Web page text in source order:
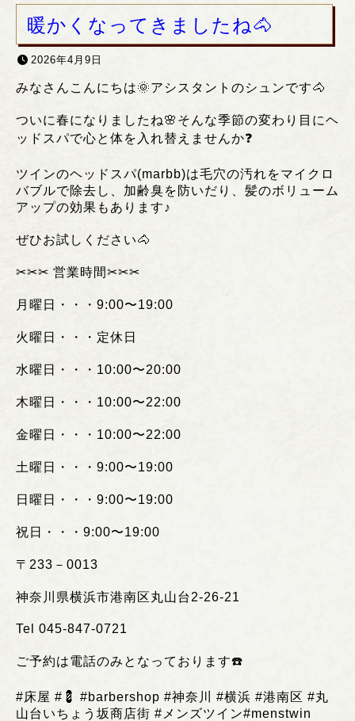
暖かくなってきましたね🐴
2026年4月9日
みなさんこんにちは🌞アシスタントのシュンです🐴
ついに春になりましたね🌸そんな季節の変わり目にヘ
ッドスパで心と体を入れ替えませんか❓
ツインのヘッドスパ(marbb)は毛穴の汚れをマイクロ
バブルで除去し、加齢臭を防いだり、髪のボリューム
アップの効果もあります♪
ぜひお試しください🐴
✂︎✂︎✂︎ 営業時間✂︎✂︎✂︎
月曜日・・・ 9:00〜19:00
火曜日・・・定休日
水曜日・・・ 10:00〜20:00
木曜日・・・ 10:00〜22:00
金曜日・・・ 10:00〜22:00
土曜日・・・ 9:00〜19:00
日曜日・・・ 9:00〜19:00
祝日・・・ 9:00〜19:00
〒 233 － 0013
神奈川県横浜市港南区丸山台 2-26-21
Tel 045-847-0721
ご予約は電話のみとなっております☎️
#床屋 #💈 #barbershop #神奈川 #横浜 #港南区 #丸
山台いちょう坂商店街 # メンズツイン#menstwin